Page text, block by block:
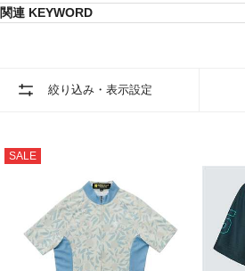
関連 KEYWORD
絞り込み・表示設定
SALE